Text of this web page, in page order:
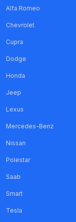
Alfa Romeo
Chevrolet
Cupra
Dodge
Honda
Jeep
Lexus
Mercedes-Benz
Nissan
Polestar
Saab
Smart
Tesla